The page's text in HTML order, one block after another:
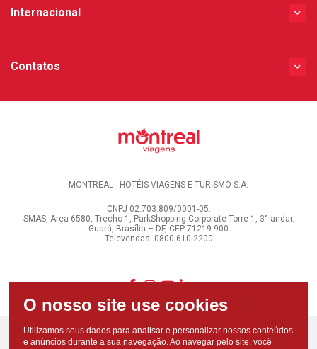
Internacional
Contatos
MONTREAL - HOTÉIS VIAGENS E TURISMO S.A.
CNPJ 02.703.809/0001-05.
SMAS, Área 6580, Trecho 1, ParkShopping Corporate Torre 1, 3° andar.
Guará, Brasília – DF, CEP 71219-900
Televendas: 0800 610 2200
Utilizamos seus dados para analisar e personalizar nossos conteúdos
e anúncios durante a sua navegação. Ao navegar pelo site, você